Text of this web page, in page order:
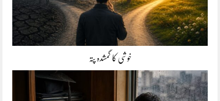
خوشی کا گمشدہ پتہ